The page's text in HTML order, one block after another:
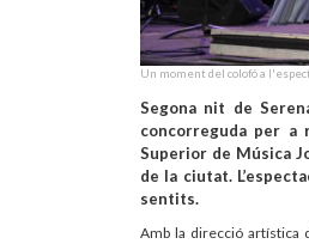
Un moment del colofó a
Segona nit de
concorreguda per a
Superior de Música
de la ciutat.
sentits.
Amb la direcció artística